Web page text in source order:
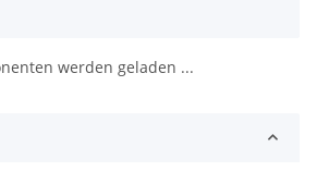
werden geladen ...